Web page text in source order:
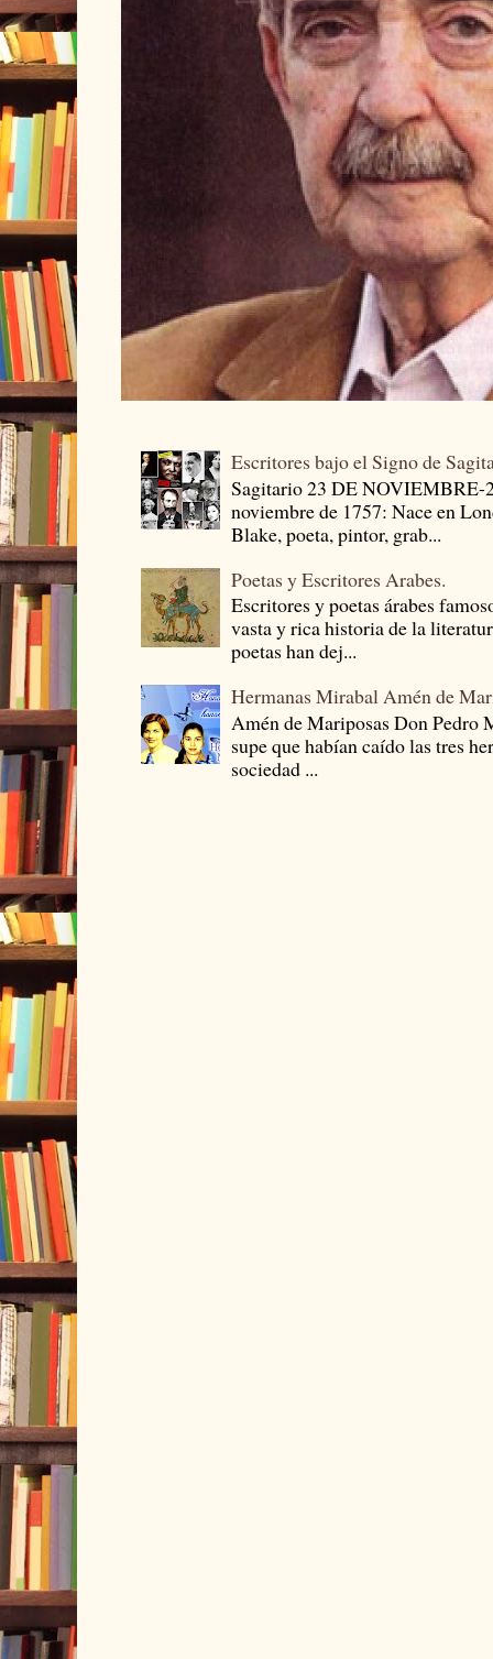
Escritores bajo el Signo de
Sagitario 23 DE
noviembre de 1757: Nace en
Blake, poeta, pintor, grab...
Poetas y Escritores Arabes.
Escritores y poetas árabes
vasta y rica historia de la
poetas han dej...
Hermanas Mirabal Amén de
Amén de Mariposas Don
supe que habían caído las tres
sociedad ...